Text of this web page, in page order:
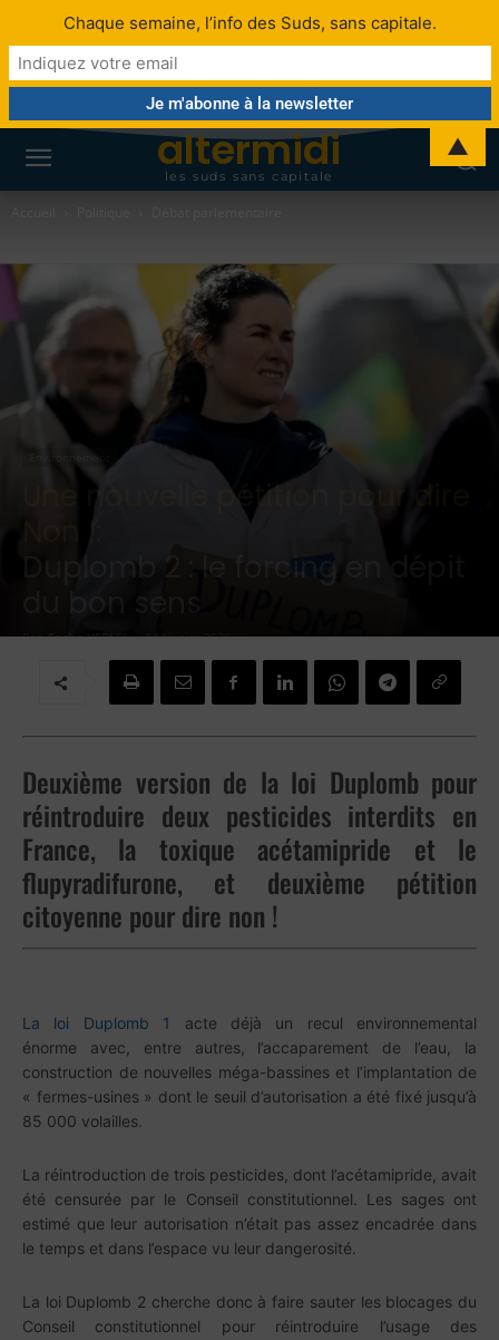
altermidi
les suds sans capitale
Environnement
Une nouvelle pétition pour dire
Non !:
Duplomb 2 : le forcing en dépit
du bon sens
Par Sasha VERLEI - 14 février 2026
Deuxième version de la loi Duplomb pour
réintroduire deux pesticides interdits en
France, la toxique acétamipride et le
flupyradifurone, et deuxième pétition
citoyenne pour dire non !
La loi Duplomb 1
acte déjà un recul environnemental
énorme avec, entre autres, l’accaparement de l’eau, la
construction de nouvelles méga-bassines et l’implantation de
« fermes-usines » dont le seuil d’autorisation a été fixé jusqu’à
85 000 volailles.
La réintroduction de trois pesticides, dont l’acétamipride, avait
été censurée par le Conseil constitutionnel. Les sages ont
estimé que leur autorisation n’était pas assez encadrée dans
le temps et dans l’espace vu leur dangerosité.
La loi Duplomb 2 cherche donc à faire sauter les blocages du
Conseil constitutionnel pour réintroduire l’usage des
Chaque semaine, l’info des Suds, sans capitale.
▲